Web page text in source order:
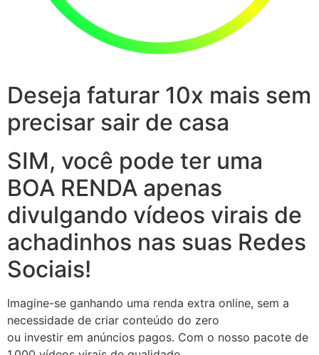
Deseja faturar 10x mais sem
precisar sair de casa
SIM, você pode ter uma
BOA RENDA apenas
divulgando vídeos virais de
achadinhos nas suas Redes
Sociais!
Imagine-se ganhando uma renda extra online, sem a
necessidade de criar conteúdo do zero
ou investir em anúncios pagos. Com o nosso pacote de